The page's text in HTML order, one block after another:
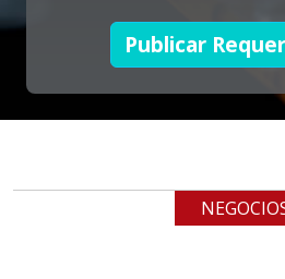
Empresa en Jalisco
Requiere:
TUBERÍA
cualquiera
Publicar